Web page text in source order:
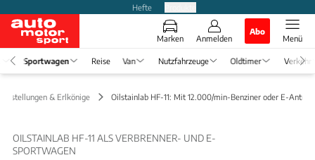
Hefte
Marken Anmelden
Abo
Menü
Sportwagen Reise Van Nutzfahrzeuge Oldtimer Verkehr
& Erlkönige Oilstainlab HF-11: Mit 12.000/min-Benziner oder E-Antrieb
OILSTAINLAB HF-11 ALS VERBRENNER- UND E-
SPORTWAGEN